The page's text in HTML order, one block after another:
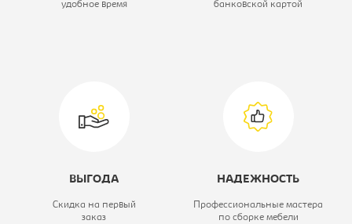
металл
удобное время банковской картой
ВЫГОДА
Скидка на первый
заказ
НАДЕЖНОСТЬ
Профессиональные мастера
по сборке мебели